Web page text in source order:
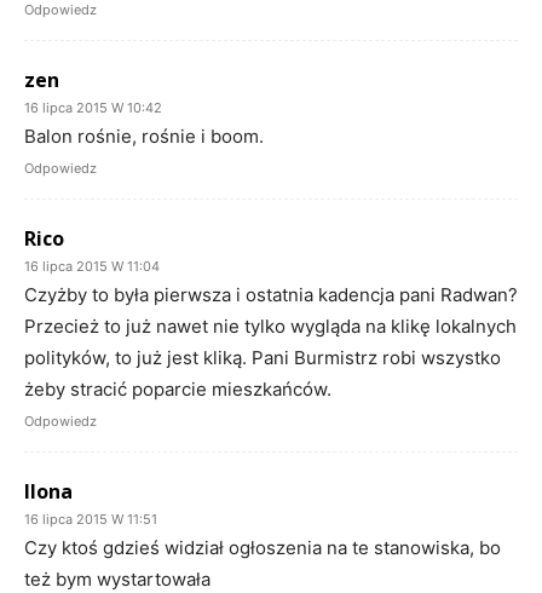
Odpowiedz
zen
16 lipca 2015 W 10:42
Balon rośnie, rośnie i boom.
Odpowiedz
Rico
16 lipca 2015 W 11:04
Czyżby to była pierwsza i ostatnia kadencja pani Radwan?
Przecież to już nawet nie tylko wygląda na klikę lokalnych
polityków, to już jest kliką. Pani Burmistrz robi wszystko
żeby stracić poparcie mieszkańców.
Odpowiedz
Ilona
16 lipca 2015 W 11:51
Czy ktoś gdzieś widział ogłoszenia na te stanowiska, bo
też bym wystartowała